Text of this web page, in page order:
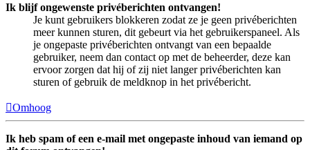
Ik blijf ongewenste privéberichten ontvangen!
Je kunt gebruikers blokkeren zodat ze je geen privéberichten
meer kunnen sturen, dit gebeurt via het gebruikerspaneel. Als
je ongepaste privéberichten ontvangt van een bepaalde
gebruiker, neem dan contact op met de beheerder, deze kan
ervoor zorgen dat hij of zij niet langer privéberichten kan
sturen of gebruik de meldknop in het privébericht.
Omhoog
Ik heb spam of een e-mail met ongepaste inhoud van iemand op